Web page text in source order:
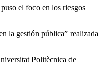
el foco en los riesgos
la gestión pública” realizada
Politècnica de